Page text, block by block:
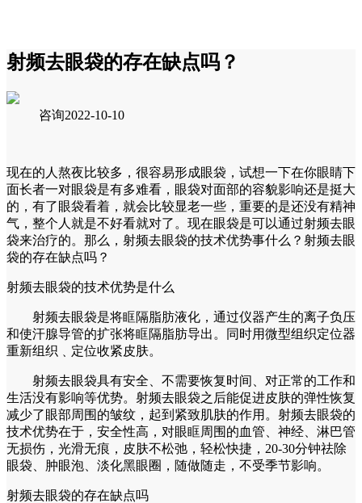
射频去眼袋的存在缺点吗？
咨询2022-10-10
现在的人熬夜比较多，很容易形成眼袋，试想一下在你眼睛下
面长者一对眼袋是有多难看，眼袋对面部的容貌影响还是挺大
的，有了眼袋看着，就会比较显老一些，重要的是还没有精神
气，整个人就是不好看就对了。现在眼袋是可以通过射频去眼
袋来治疗的。那么，射频去眼袋的技术优势事什么？射频去眼
袋的存在缺点吗？
射频去眼袋的技术优势是什么
射频去眼袋是将眶隔脂肪液化，通过仪器产生的离子负压
和使汗腺导管的扩张将眶隔脂肪导出。同时用微型组织定位器
重新组织﹑定位收紧皮肤。
射频去眼袋具有安全、不需要恢复时间、对正常的工作和
生活没有影响等优势。射频去眼袋之后能促进皮肤的弹性恢复
减少了眼部周围的皱纹，起到紧致肌肤的作用。射频去眼袋的
技术优势在于，安全性高，对眼眶周围的血管、神经、淋巴管
无损伤，光滑无痕，皮肤不松弛，轻松快捷，20-30分钟祛除
眼袋、肿眼泡、淡化黑眼圈，随做随走，不受季节影响。
射频去眼袋的存在缺点吗